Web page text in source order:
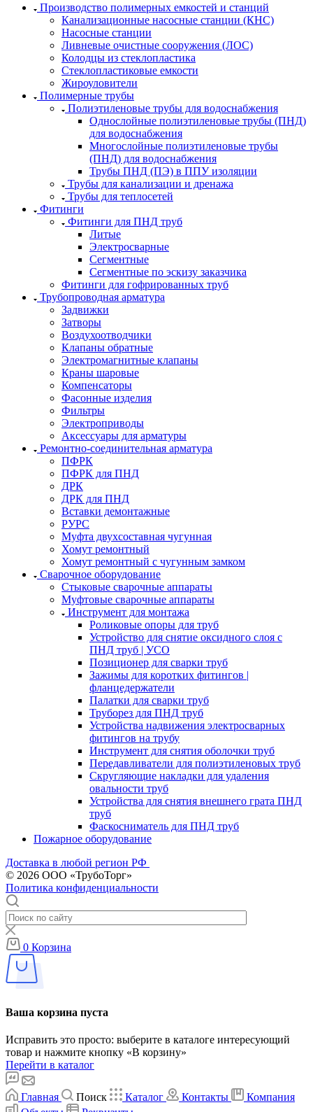
Производство полимерных емкостей и станций
Канализационные насосные станции (КНС)
Насосные станции
Ливневые очистные сооружения (ЛОС)
Колодцы из стеклопластика
Стеклопластиковые емкости
Жироуловители
Полимерные трубы
Полиэтиленовые трубы для водоснабжения
Однослойные полиэтиленовые трубы (ПНД)
для водоснабжения
Многослойные полиэтиленовые трубы
(ПНД) для водоснабжения
Трубы ПНД (ПЭ) в ППУ изоляции
Трубы для канализации и дренажа
Трубы для теплосетей
Фитинги
Фитинги для ПНД труб
Литые
Электросварные
Сегментные
Сегментные по эскизу заказчика
Фитинги для гофрированных труб
Трубопроводная арматура
Задвижки
Затворы
Воздухоотводчики
Клапаны обратные
Электромагнитные клапаны
Краны шаровые
Компенсаторы
Фасонные изделия
Фильтры
Электроприводы
Аксессуары для арматуры
Ремонтно-соединительная арматура
ПФРК
ПФРК для ПНД
ДРК
ДРК для ПНД
Вставки демонтажные
РУРС
Муфта двухсоставная чугунная
Хомут ремонтный
Хомут ремонтный с чугунным замком
Сварочное оборудование
Стыковые сварочные аппараты
Муфтовые сварочные аппараты
Инструмент для монтажа
Роликовые опоры для труб
Устройство для снятие оксидного слоя с
ПНД труб | УСО
Позиционер для сварки труб
Зажимы для коротких фитингов |
фланцедержатели
Палатки для сварки труб
Труборез для ПНД труб
Устройства надвижения электросварных
фитингов на трубу
Инструмент для снятия оболочки труб
Передавливатели для полиэтиленовых труб
Скругляющие накладки для удаления
овальности труб
Устройства для снятия внешнего грата ПНД
труб
Фаскосниматель для ПНД труб
Пожарное оборудование
Доставка в любой регион РФ
© 2026 ООО «ТрубоТорг»
Политика конфиденциальности
0 Корзина
Ваша корзина пуста
Исправить это просто: выберите в каталоге интересующий
товар и нажмите кнопку «В корзину»
Перейти в каталог
Главная Поиск Каталог Контакты
Компания